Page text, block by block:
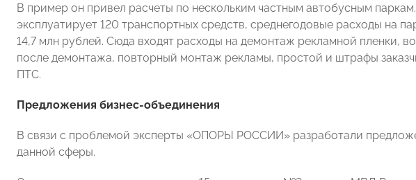
В пример он привел расчеты по нескольким частным автобусным
эксплуатирует 120 транспортных средств, среднегодовые расходы на
14,7 млн рублей. Сюда входят расходы на демонтаж рекламной пленки,
после демонтажа, повторный монтаж рекламы, простой и штрафы
ПTC.
Предложения бизнес-объединения
В связи c проблемой эксперты «ОПОРЫ РОССИИ» разработали
данной сферы.